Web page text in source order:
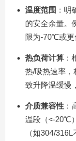
温度范围 ：
的安全余量。
限为-70℃或更
热负荷计算：
热/吸热速率，
致升降温缓慢
介质兼容性：
温段（<-20℃
（如304/